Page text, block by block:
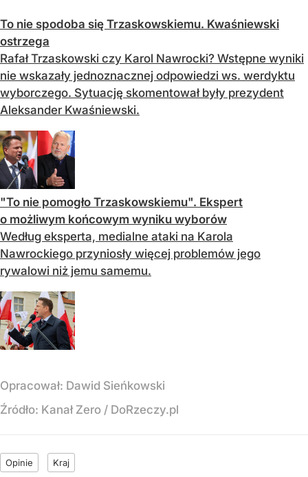
To nie spodoba się Trzaskowskiemu. Kwaśniewski
ostrzega
Rafał Trzaskowski czy Karol Nawrocki? Wstępne wyniki
nie wskazały jednoznacznej odpowiedzi ws. werdyktu
wyborczego. Sytuację skomentował były prezydent
Aleksander Kwaśniewski.
"To nie pomogło Trzaskowskiemu". Ekspert
o możliwym końcowym wyniku wyborów
Według eksperta, medialne ataki na Karola
Nawrockiego przyniosły więcej problemów jego
rywalowi niż jemu samemu.
Opracował: Dawid Sieńkowski
Źródło: Kanał Zero / DoRzeczy.pl
Opinie Kraj